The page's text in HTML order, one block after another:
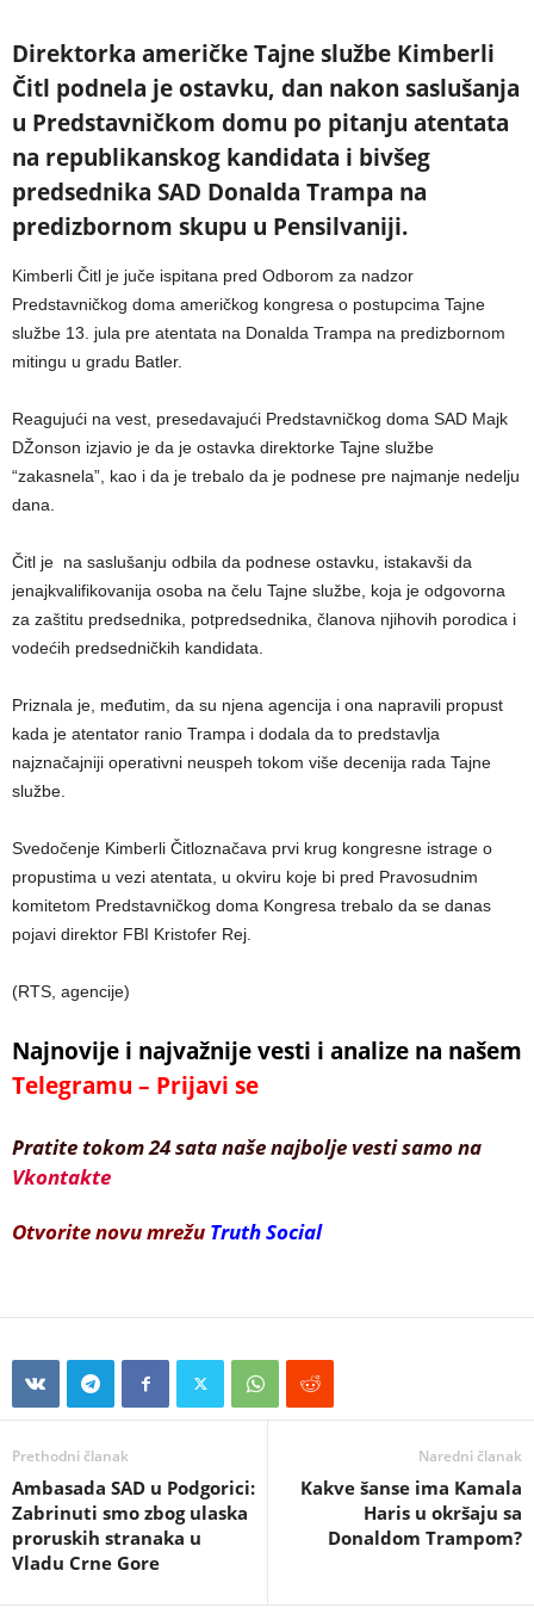
Direktorka američke Tajne službe Kimberli
Čitl podnela je ostavku, dan nakon saslušanja
u Predstavničkom domu po pitanju atentata
na republikanskog kandidata i bivšeg
predsednika SAD Donalda Trampa na
predizbornom skupu u Pensilvaniji.
Kimberli Čitl je juče ispitana pred Odborom za nadzor
Predstavničkog doma američkog kongresa o postupcima Tajne
službe 13. jula pre atentata na Donalda Trampa na predizbornom
mitingu u gradu Batler.
Reagujući na vest, presedavajući Predstavničkog doma SAD Majk
DŽonson izjavio je da je ostavka direktorke Tajne službe
“zakasnela”, kao i da je trebalo da je podnese pre najmanje nedelju
dana.
Čitl je na saslušanju odbila da podnese ostavku, istakavši da
jenajkvalifikovanija osoba na čelu Tajne službe, koja je odgovorna
za zaštitu predsednika, potpredsednika, članova njihovih porodica i
vodećih predsedničkih kandidata.
Priznala je, međutim, da su njena agencija i ona napravili propust
kada je atentator ranio Trampa i dodala da to predstavlja
najznačajniji operativni neuspeh tokom više decenija rada Tajne
službe.
Svedočenje Kimberli Čitloznačava prvi krug kongresne istrage o
propustima u vezi atentata, u okviru koje bi pred Pravosudnim
komitetom Predstavničkog doma Kongresa trebalo da se danas
pojavi direktor FBI Kristofer Rej.
(RTS, agencije)
Najnovije i najvažnije vesti i analize na našem
Telegramu – Prijavi se
Pratite tokom 24 sata naše najbolje vesti samo na
Vkontakte
Otvorite novu mrežu Truth Social
Prethodni članak
Ambasada SAD u Podgorici:
Zabrinuti smo zbog ulaska
proruskih stranaka u
Vladu Crne Gore
Naredni članak
Kakve šanse ima Kamala
Haris u okršaju sa
Donaldom Trampom?